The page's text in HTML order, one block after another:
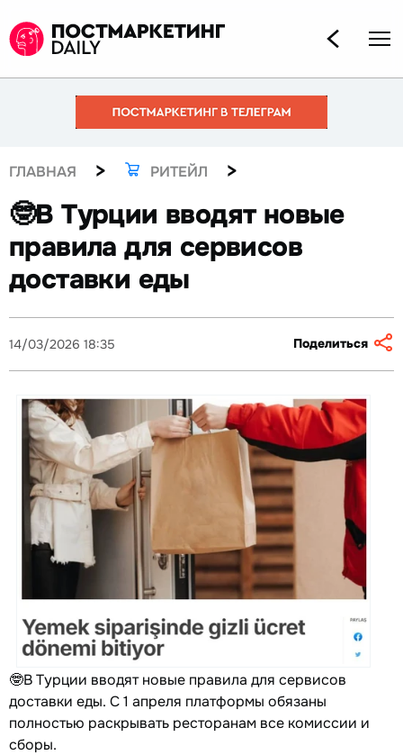
ГЛАВНАЯ > РИТЕЙЛ >
🤓В Турции вводят новые
правила для сервисов
доставки еды
14/03/2026 18:35 Поделиться
🤓В Турции вводят новые правила для сервисов
доставки еды. С 1 апреля платформы обязаны
полностью раскрывать ресторанам все комиссии и
сборы.